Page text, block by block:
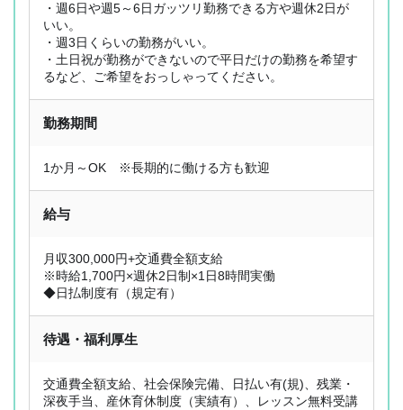
・週6日や週5～6日ガッツリ勤務できる方や週休2日が
いい。
・週3日くらいの勤務がいい。
・土日祝が勤務ができないので平日だけの勤務を希望す
るなど、ご希望をおっしゃってください。
勤務期間
1か月～OK ※長期的に働ける方も歓迎
給与
月収300,000円+交通費全額支給
※時給1,700円×週休2日制×1日8時間実働
◆日払制度有（規定有）
待遇・福利厚生
交通費全額支給、社会保険完備、日払い有(規)、残業・
深夜手当、産休育休制度（実績有）、レッスン無料受講